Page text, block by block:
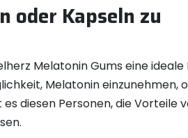
oder Kapseln zu
Melatonin Gums eine ideale
Melatonin einzunehmen,
diesen Personen, die Vorteile